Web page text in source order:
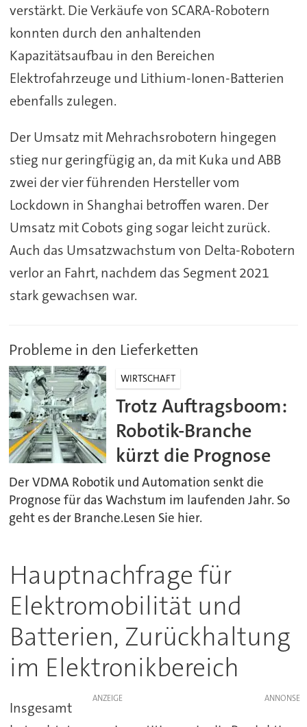
verstärkt. Die Verkäufe von SCARA-Robotern
konnten durch den anhaltenden
Kapazitätsaufbau in den Bereichen
Elektrofahrzeuge und Lithium-Ionen-Batterien
ebenfalls zulegen.
Der Umsatz mit Mehrachsrobotern hingegen
stieg nur geringfügig an, da mit Kuka und ABB
zwei der vier führenden Hersteller vom
Lockdown in Shanghai betroffen waren. Der
Umsatz mit Cobots ging sogar leicht zurück.
Auch das Umsatzwachstum von Delta-Robotern
verlor an Fahrt, nachdem das Segment 2021
stark gewachsen war.
Probleme in den Lieferketten
WIRTSCHAFT
Trotz Auftragsboom:
Robotik-Branche
kürzt die Prognose
Der VDMA Robotik und Automation senkt die
Prognose für das Wachstum im laufenden Jahr. So
geht es der Branche.Lesen Sie hier.
Hauptnachfrage für
Elektromobilität und
Batterien, Zurückhaltung
im Elektronikbereich
ANZEIGE
Insgesamt